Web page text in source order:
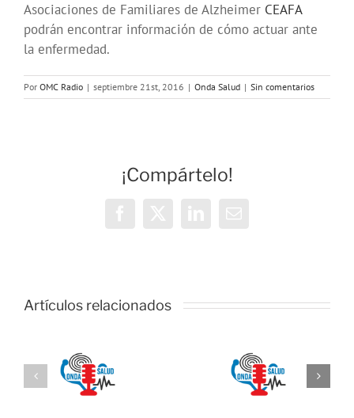
Asociaciones de Familiares de Alzheimer CEAFA
podrán encontrar información de cómo actuar ante
la enfermedad.
Por OMC Radio | septiembre 21st, 2016 | Onda Salud | Sin comentarios
¡Compártelo!
Artículos relacionados
SALUD: La
importancia
Como